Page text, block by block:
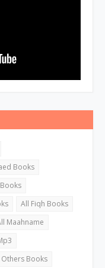
Books
All Fiqh Books
Maahname
Books